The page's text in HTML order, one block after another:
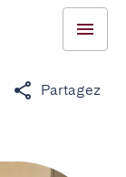
Partagez